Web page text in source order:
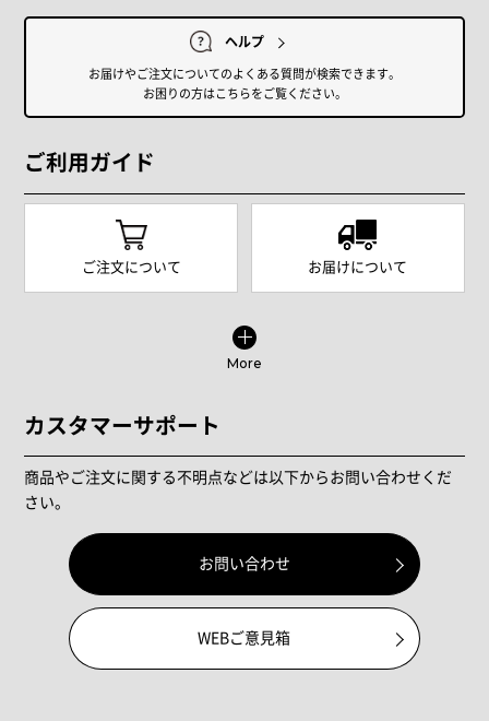
ヘルプ
お届けやご注文についてのよくある質問が検索できます。
お困りの方はこちらをご覧ください。
ご利用ガイド
ご注文について お届けについて
More
カスタマーサポート
商品やご注文に関する不明点などは以下からお問い合わせくだ
さい。
お問い合わせ
WEBご意見箱